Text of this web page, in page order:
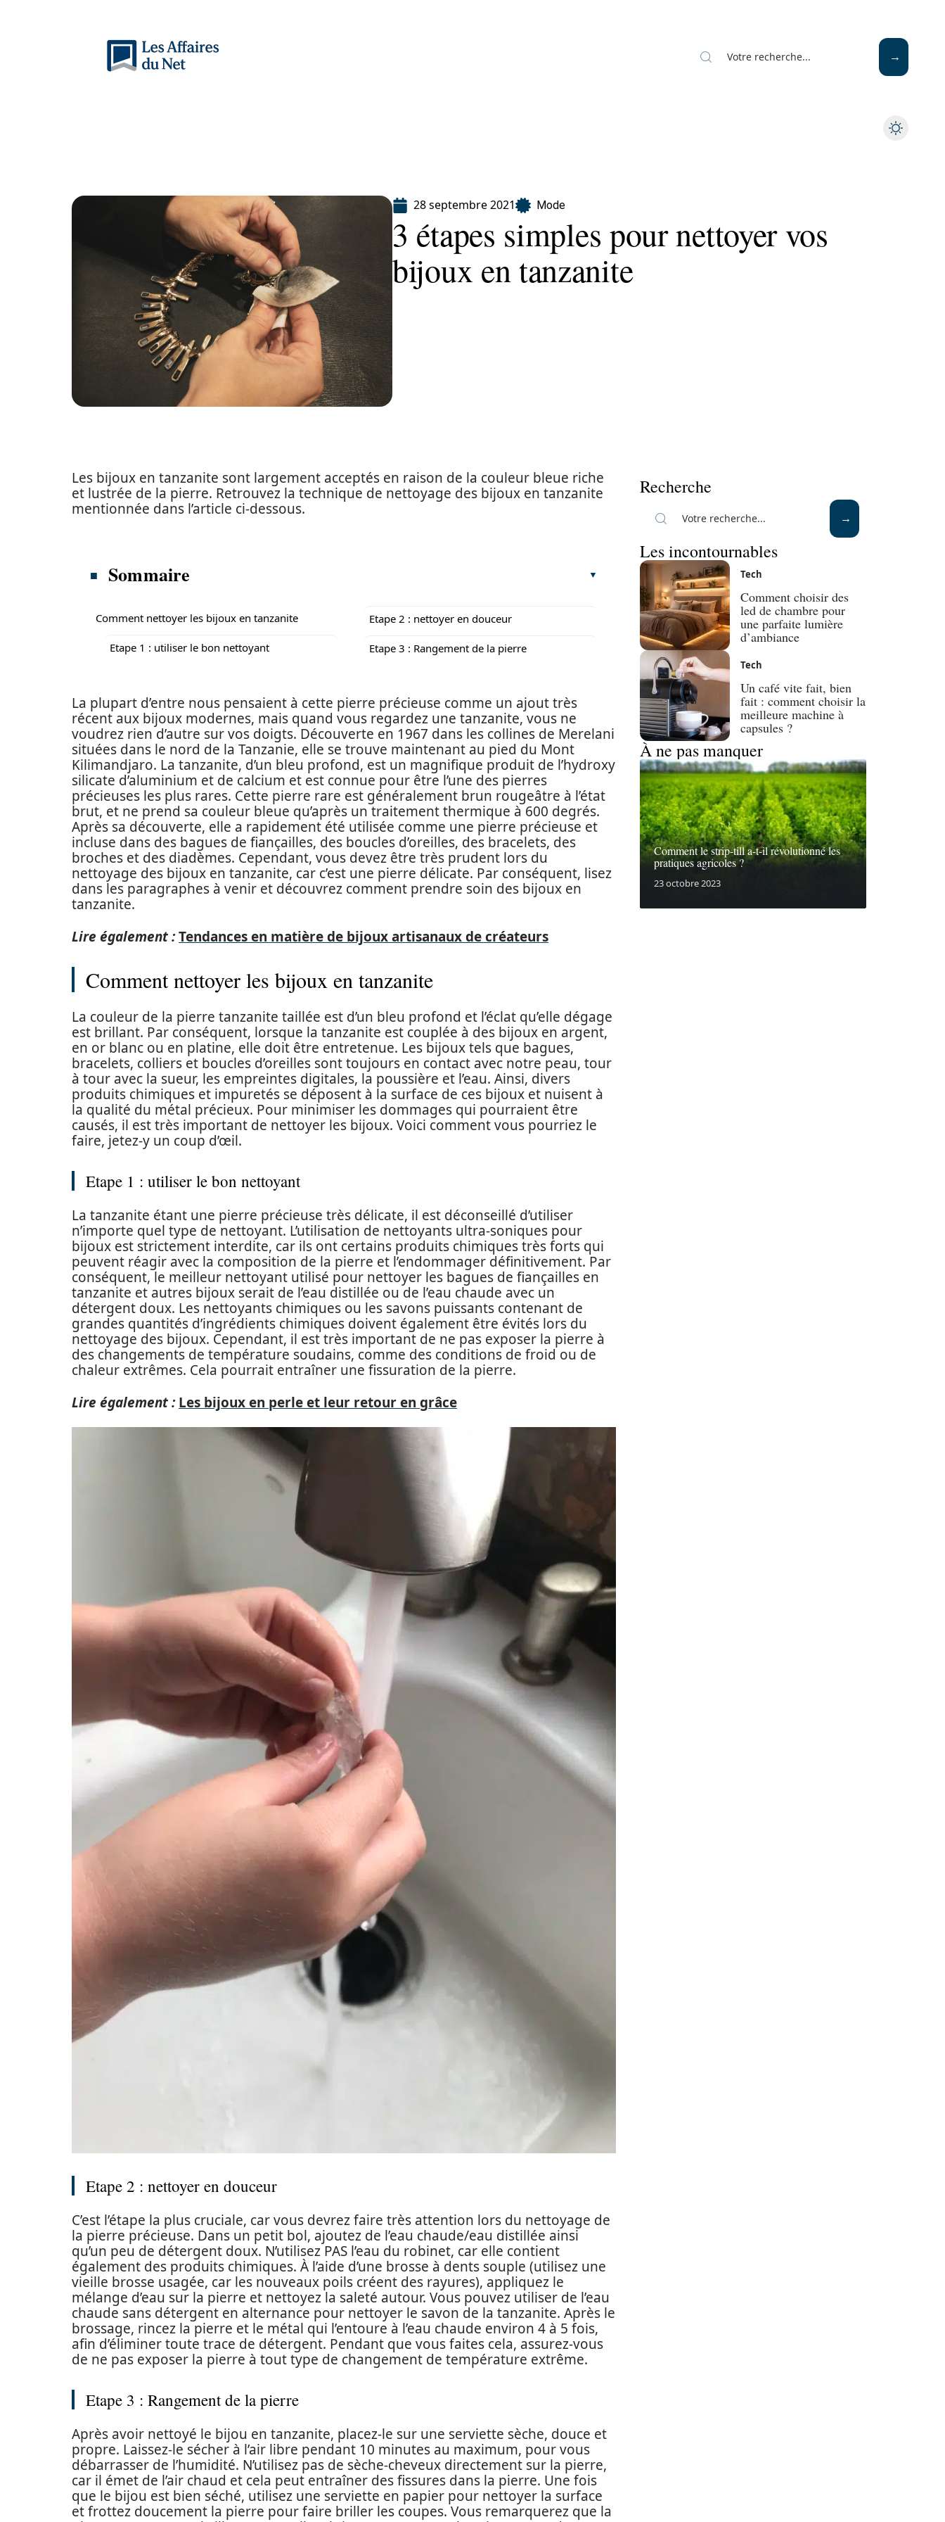
28 septembre 2021 Mode
3 étapes simples pour nettoyer vos
bijoux en tanzanite
Les bijoux en tanzanite sont largement acceptés en raison de la couleur bleue riche
et lustrée de la pierre. Retrouvez la technique de nettoyage des bijoux en tanzanite
mentionnée dans l’article ci-dessous.
Sommaire
Comment nettoyer les bijoux en tanzanite
Etape 1 : utiliser le bon nettoyant
Etape 2 : nettoyer en douceur
Etape 3 : Rangement de la pierre
La plupart d’entre nous pensaient à cette pierre précieuse comme un ajout très
récent aux bijoux modernes, mais quand vous regardez une tanzanite, vous ne
voudrez rien d’autre sur vos doigts. Découverte en 1967 dans les collines de Merelani
situées dans le nord de la Tanzanie, elle se trouve maintenant au pied du Mont
Kilimandjaro. La tanzanite, d’un bleu profond, est un magnifique produit de l’hydroxy
silicate d’aluminium et de calcium et est connue pour être l’une des pierres
précieuses les plus rares. Cette pierre rare est généralement brun rougeâtre à l’état
brut, et ne prend sa couleur bleue qu’après un traitement thermique à 600 degrés.
Après sa découverte, elle a rapidement été utilisée comme une pierre précieuse et
incluse dans des bagues de fiançailles, des boucles d’oreilles, des bracelets, des
broches et des diadèmes. Cependant, vous devez être très prudent lors du
nettoyage des bijoux en tanzanite, car c’est une pierre délicate. Par conséquent, lisez
dans les paragraphes à venir et découvrez comment prendre soin des bijoux en
tanzanite.
Lire également :Tendances en matière de bijoux artisanaux de créateurs
Comment nettoyer les bijoux en tanzanite
La couleur de la pierre tanzanite taillée est d’un bleu profond et l’éclat qu’elle dégage
est brillant. Par conséquent, lorsque la tanzanite est couplée à des bijoux en argent,
en or blanc ou en platine, elle doit être entretenue. Les bijoux tels que bagues,
bracelets, colliers et boucles d’oreilles sont toujours en contact avec notre peau, tour
à tour avec la sueur, les empreintes digitales, la poussière et l’eau. Ainsi, divers
produits chimiques et impuretés se déposent à la surface de ces bijoux et nuisent à
la qualité du métal précieux. Pour minimiser les dommages qui pourraient être
causés, il est très important de nettoyer les bijoux. Voici comment vous pourriez le
faire, jetez-y un coup d’œil.
Etape 1 : utiliser le bon nettoyant
La tanzanite étant une pierre précieuse très délicate, il est déconseillé d’utiliser
n’importe quel type de nettoyant. L’utilisation de nettoyants ultra-soniques pour
bijoux est strictement interdite, car ils ont certains produits chimiques très forts qui
peuvent réagir avec la composition de la pierre et l’endommager définitivement. Par
conséquent, le meilleur nettoyant utilisé pour nettoyer les bagues de fiançailles en
tanzanite et autres bijoux serait de l’eau distillée ou de l’eau chaude avec un
détergent doux. Les nettoyants chimiques ou les savons puissants contenant de
grandes quantités d’ingrédients chimiques doivent également être évités lors du
nettoyage des bijoux. Cependant, il est très important de ne pas exposer la pierre à
des changements de température soudains, comme des conditions de froid ou de
chaleur extrêmes. Cela pourrait entraîner une fissuration de la pierre.
Lire également : Les bijoux en perle et leur retour en grâce
Etape 2 : nettoyer en douceur
C’est l’étape la plus cruciale, car vous devrez faire très attention lors du nettoyage de
la pierre précieuse. Dans un petit bol, ajoutez de l’eau chaude/eau distillée ainsi
qu’un peu de détergent doux. N’utilisez PAS l’eau du robinet, car elle contient
également des produits chimiques. À l’aide d’une brosse à dents souple (utilisez une
vieille brosse usagée, car les nouveaux poils créent des rayures), appliquez le
mélange d’eau sur la pierre et nettoyez la saleté autour. Vous pouvez utiliser de l’eau
chaude sans détergent en alternance pour nettoyer le savon de la tanzanite. Après le
brossage, rincez la pierre et le métal qui l’entoure à l’eau chaude environ 4 à 5 fois,
afin d’éliminer toute trace de détergent. Pendant que vous faites cela, assurez-vous
de ne pas exposer la pierre à tout type de changement de température extrême.
Etape 3 : Rangement de la pierre
Après avoir nettoyé le bijou en tanzanite, placez-le sur une serviette sèche, douce et
propre. Laissez-le sécher à l’air libre pendant 10 minutes au maximum, pour vous
débarrasser de l’humidité. N’utilisez pas de sèche-cheveux directement sur la pierre,
car il émet de l’air chaud et cela peut entraîner des fissures dans la pierre. Une fois
que le bijou est bien séché, utilisez une serviette en papier pour nettoyer la surface
et frottez doucement la pierre pour faire briller les coupes. Vous remarquerez que la
Recherche
Les incontournables
Tech
Comment choisir des
led de chambre pour
une parfaite lumière
d’ambiance
Tech
Un café vite fait, bien
fait : comment choisir la
meilleure machine à
capsules ?
À ne pas manquer
Comment le strip-till a-t-il révolutionné les
pratiques agricoles ?
23 octobre 2023